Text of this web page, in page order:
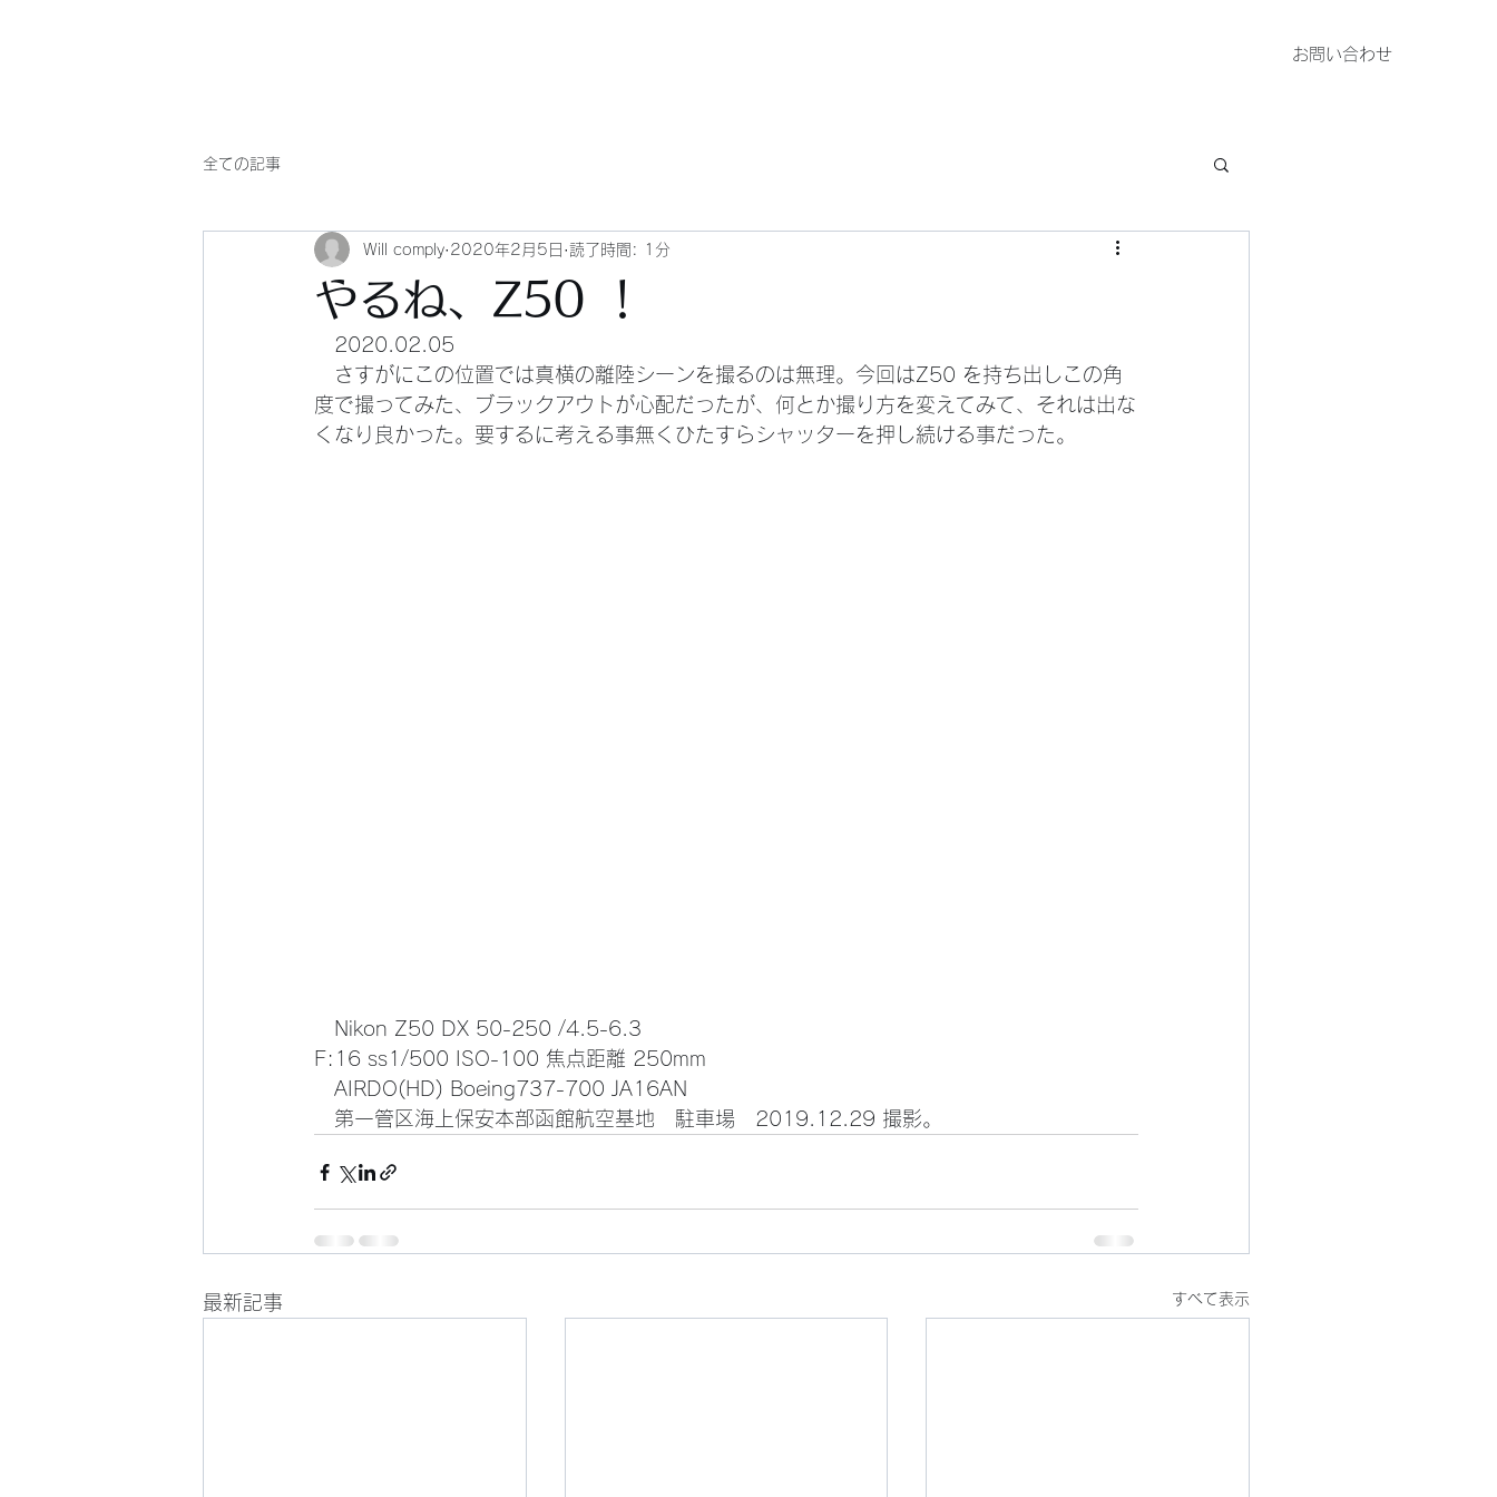
お問い合わせ
全ての記事
やるね、Z50 ！
Will comply 2020年2月5日 読了時間: 1分
2020.02.05
さすがにこの位置では真横の離陸シーンを撮るのは無理。今回はZ50 を持ち出しこの角
度で撮ってみた、ブラックアウトが心配だったが、何とか撮り方を変えてみて、それは出な
くなり良かった。要するに考える事無くひたすらシャッターを押し続ける事だった。
Nikon Z50 DX 50-250 /4.5-6.3
F:16 ss1/500 ISO-100 焦点距離 250mm
AIRDO(HD) Boeing737-700 JA16AN
第一管区海上保安本部函館航空基地　駐車場　2019.12.29 撮影。
最新記事 すべて表示